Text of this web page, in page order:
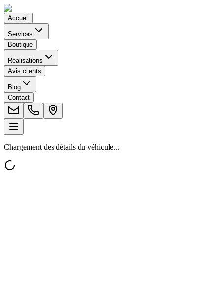
Accueil
Services
Boutique
Réalisations
Avis clients
Blog
Contact
Chargement des détails du véhicule...